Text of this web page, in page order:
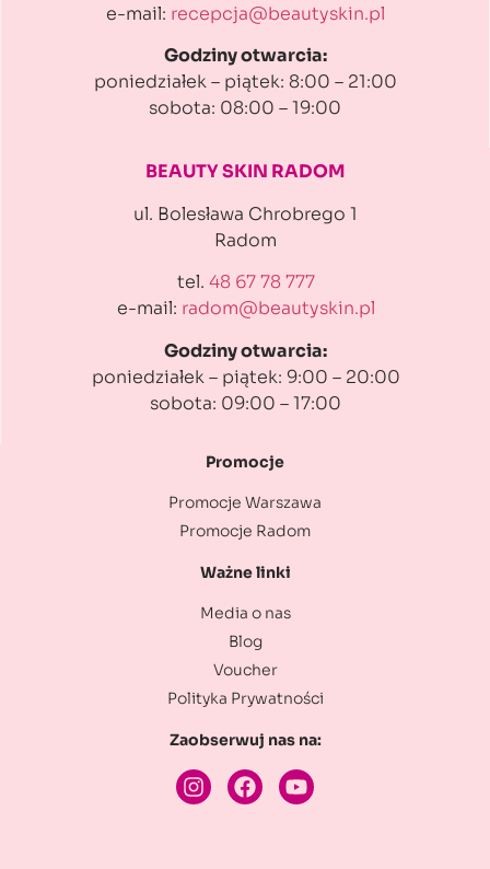
e-mail: recepcja@beautyskin.pl
Godziny otwarcia:
poniedziałek – piątek: 8:00 – 21:00
sobota: 08:00 – 19:00
BEAUTY SKIN RADOM
ul. Bolesława Chrobrego 1
Radom
tel. 48 67 78 777
e-mail: radom@beautyskin.pl
Godziny otwarcia:
poniedziałek – piątek: 9:00 – 20:00
sobota: 09:00 – 17:00
Promocje
Promocje Warszawa
Promocje Radom
Ważne linki
Media o nas
Blog
Voucher
Polityka Prywatności
Zaobserwuj nas na: